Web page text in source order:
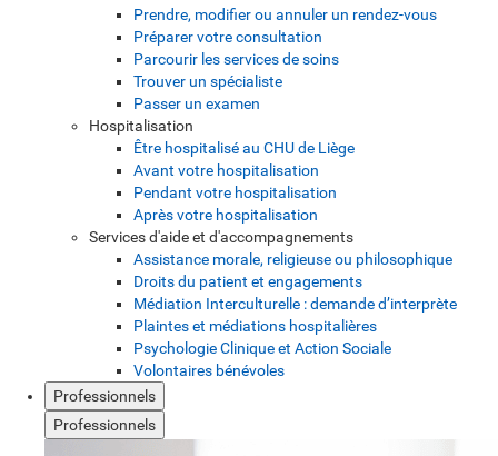
Prendre, modifier ou annuler un rendez-vous
Préparer votre consultation
Parcourir les services de soins
Trouver un spécialiste
Passer un examen
Hospitalisation
Être hospitalisé au CHU de Liège
Avant votre hospitalisation
Pendant votre hospitalisation
Après votre hospitalisation
Services d'aide et d'accompagnements
Assistance morale, religieuse ou philosophique
Droits du patient et engagements
Médiation Interculturelle : demande d’interprète
Plaintes et médiations hospitalières
Psychologie Clinique et Action Sociale
Volontaires bénévoles
Professionnels
Professionnels